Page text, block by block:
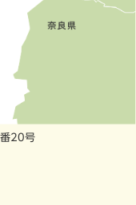
20号